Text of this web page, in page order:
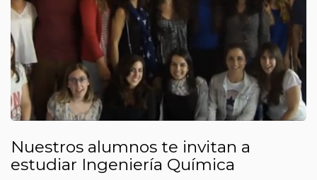
Nuestros alumnos te invitan a
estudiar Ingeniería Química